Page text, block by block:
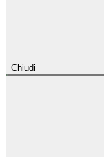
Chiudi